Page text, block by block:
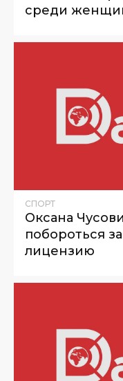
среди
СПОРТ
Оксана
побороться
лицензию